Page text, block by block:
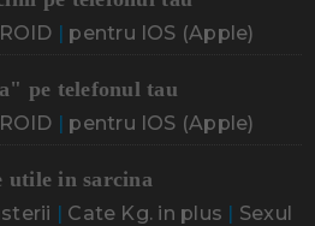
| pentru IOS (Apple)
pe telefonul tau
| pentru IOS (Apple)
utile in sarcina
| Cate Kg. in plus | Sexul